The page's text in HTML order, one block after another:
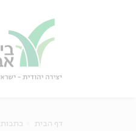
דף הבית כתבות